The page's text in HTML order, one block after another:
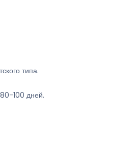
типа.
100 дней.